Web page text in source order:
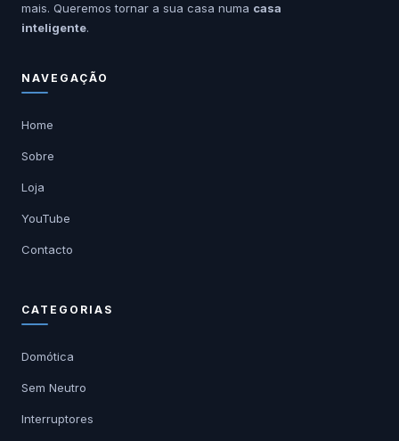
mais. Queremos tornar a sua casa numa casa
inteligente.
NAVEGAÇÃO
Home
Sobre
Loja
YouTube
Contacto
CATEGORIAS
Domótica
Sem Neutro
Interruptores